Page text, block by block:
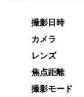
撮影日時
カメラ
レンズ
焦点距離
撮影モード